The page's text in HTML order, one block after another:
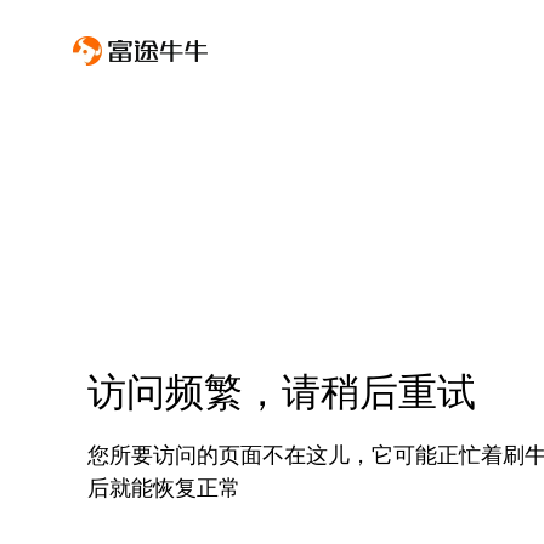
访问频繁，请稍后重试
您所要访问的页面不在这儿，它可能正忙着刷
后就能恢复正常